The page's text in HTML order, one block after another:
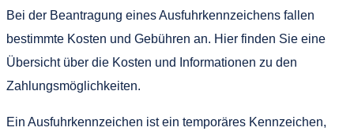
Bei der Beantragung eines Ausfuhrkennzeichens fallen
bestimmte Kosten und Gebühren an. Hier finden Sie eine
Übersicht über die Kosten und Informationen zu den
Zahlungsmöglichkeiten.
Ein Ausfuhrkennzeichen ist ein temporäres Kennzeichen,